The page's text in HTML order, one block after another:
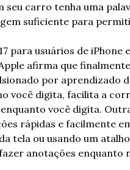
seu carro tenha uma
suficiente para
para usuários de iPhone
afirma que
por aprendizado
você digita, facilita a
você digita.
rápidas e facilmente
tela ou usando um
anotações enquanto